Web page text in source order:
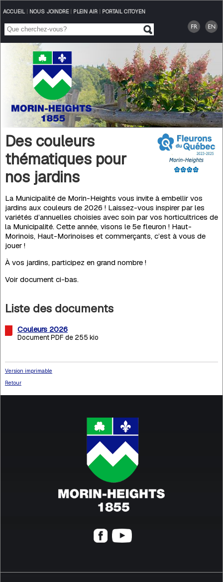
ACCUEIL| NOUS JOINDRE| PLEIN AIR| PORTAIL CITOYEN
Des couleurs
thématiques pour
nos jardins
La Municipalité de Morin-Heights vous invite à embellir vos
jardins aux couleurs de 2026 ! Laissez-vous inspirer par les
variétés d’annuelles choisies avec soin par vos horticultrices de
la Municipalité. Cette année, visons le 5e fleuron ! Haut-
Morinois, Haut-Morinoises et commerçants, c’est à vous de
jouer !
À vos jardins, participez en grand nombre !
Voir document ci-bas.
Liste des documents
Couleurs 2026
Document PDF de 255 kio
Version imprimable
Retour